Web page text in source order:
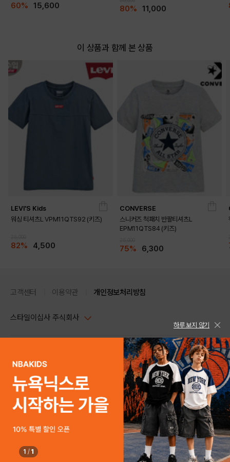
60% 15,600 80% 11,000
이 상품과 함께 본 상품
LEVI'S Kids
워싱 티셔츠L VPM11QTS92 (키즈)
82% 4,500
CONVERSE
스니커즈 척패치 반팔티셔츠L
EPM11QTS84 (키즈)
75% 6,300
SOLD OUT
고객센터 이용약관 개인정보처리방침
스타일이십사 주식회사
주소 : 서울시 강남구 논현로 633, 6층 (논현동, 한세엠케이빌딩)
사업자등록번호 : 116-81-32499
통신판매업신고번호 : 제 2024-서울강남-04239
호스팅 서비스 : 스타일이십사㈜
고객센터 1544-5336(평일 09:00~ 18:00 토/일/공휴일 휴무)
스타일24 고객센터 1544-5336
평일 09:00~ 18:00 (토/일/공휴일 휴무)
help Email : help@style24.com
COPYRIGHTⓒ2021 STYLE24 ALL RIGHTS RESERVED.
하루 보지 않기
1 / 1